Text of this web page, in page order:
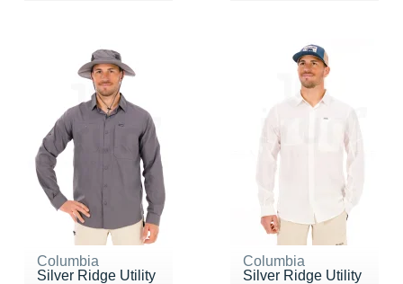
Columbia
Silver Ridge Utility
Columbia
Silver Ridge Utility